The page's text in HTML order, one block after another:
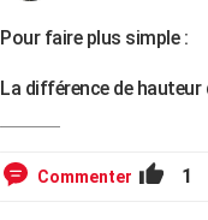
Pour faire plus simple :
La différence de
Commenter 1